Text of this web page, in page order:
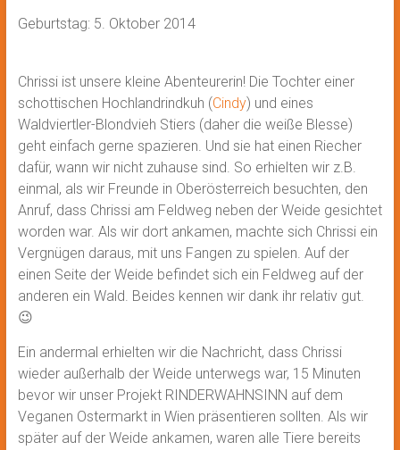
Geburtstag: 5. Oktober 2014
Chrissi ist unsere kleine Abenteurerin! Die Tochter einer
schottischen Hochlandrindkuh (Cindy) und eines
Waldviertler-Blondvieh Stiers (daher die weiße Blesse)
geht einfach gerne spazieren. Und sie hat einen Riecher
dafür, wann wir nicht zuhause sind. So erhielten wir z.B.
einmal, als wir Freunde in Oberösterreich besuchten, den
Anruf, dass Chrissi am Feldweg neben der Weide gesichtet
worden war. Als wir dort ankamen, machte sich Chrissi ein
Vergnügen daraus, mit uns Fangen zu spielen. Auf der
einen Seite der Weide befindet sich ein Feldweg auf der
anderen ein Wald. Beides kennen wir dank ihr relativ gut.
😉
Ein andermal erhielten wir die Nachricht, dass Chrissi
wieder außerhalb der Weide unterwegs war, 15 Minuten
bevor wir unser Projekt RINDERWAHNSINN auf dem
Veganen Ostermarkt in Wien präsentieren sollten. Als wir
später auf der Weide ankamen, waren alle Tiere bereits